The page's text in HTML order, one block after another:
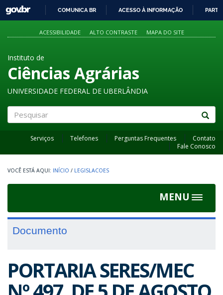
PARA
O
GOVBR
COMUNICA BR ACESSO À INFORMAÇÃO
ACESSIBILIDADE ALTO CONTRASTE MAPA DO SITE
Instituto de
Ciências Agrárias
UNIVERSIDADE FEDERAL DE UBERLÂNDIA
Serviços Telefones Perguntas Frequentes
Contato
Fale Conosco
INÍCIO / LEGISLACOES
MENU
Toggle
Documento
PORTARIA SERES/MEC